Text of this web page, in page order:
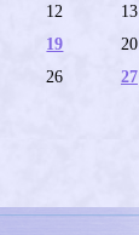
12 13
19 20
26 27